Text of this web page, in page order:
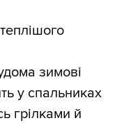
зимові
у спальниках
грілками й